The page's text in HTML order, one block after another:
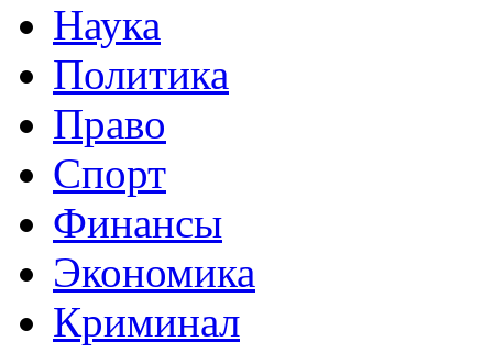
Наука
Политика
Право
Спорт
Финансы
Экономика
Криминал